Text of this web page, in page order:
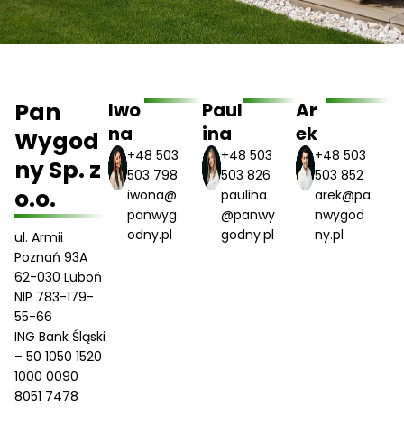
Pan
Wygod
ny Sp. z
o.o.
ul. Armii
Poznań 93A
62-030 Luboń
NIP 783-179-
55-66
ING Bank Śląski
– 50 1050 1520
1000 0090
8051 7478
Iwo
na
+48 503
503 798
iwona@
panwyg
odny.pl
Paul
ina
+48 503
503 826
paulina
@panwy
godny.pl
Ar
ek
+48 503
503 852
arek@pa
nwygod
ny.pl